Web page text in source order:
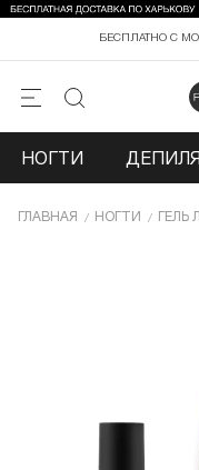
БЕСПЛАТНО С
НОГТИ
ГЛАВНАЯ НОГТИ